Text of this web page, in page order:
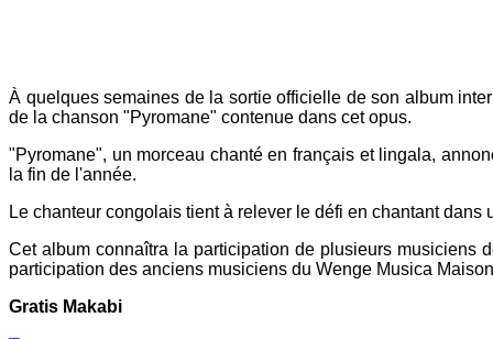
À quelques semaines de la sortie officielle de son album
de la chanson "Pyromane" contenue dans cet opus.
"Pyromane", un morceau chanté en français et lingala,
la fin de l'année.
Le chanteur congolais tient à relever le défi en chantant
Cet album connaîtra la participation de plusieurs
participation des anciens musiciens du Wenge Musica
Gratis Makabi